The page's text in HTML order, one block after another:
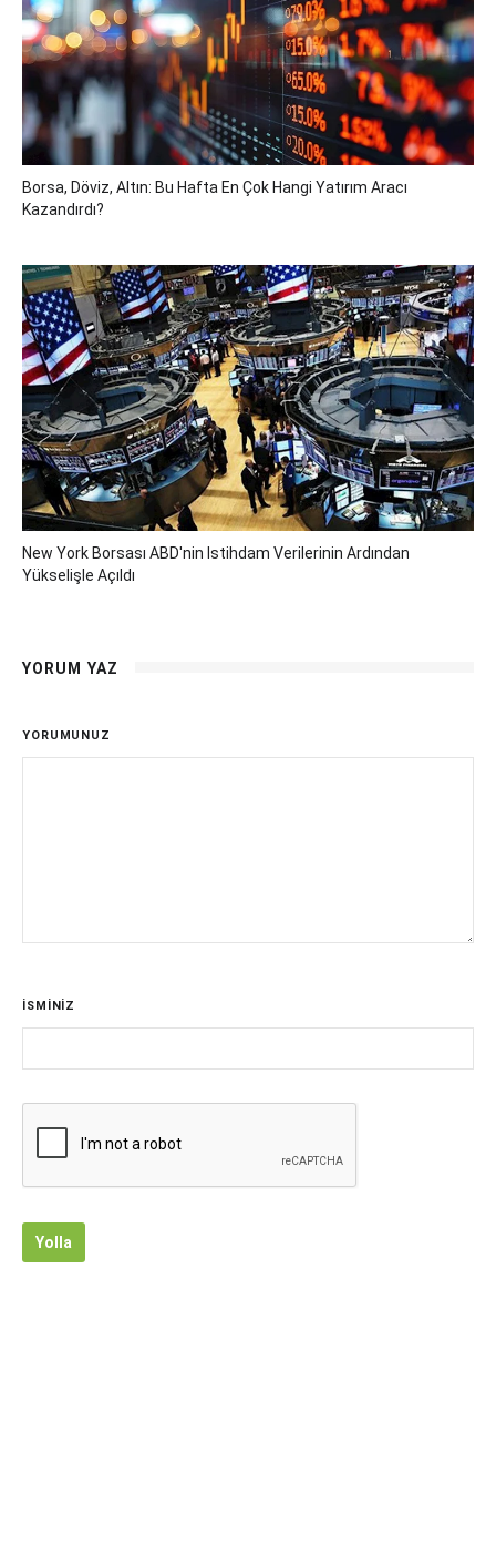
Borsa, Döviz, Altın: Bu Hafta En Çok Hangi Yatırım Aracı
Kazandırdı?
New York Borsası ABD'nin Istihdam Verilerinin Ardından
Yükselişle Açıldı
YORUM YAZ
YORUMUNUZ
İSMİNİZ
Yolla